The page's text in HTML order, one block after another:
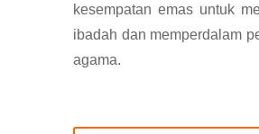
kesempatan emas untuk
ibadah dan memperdalam
agama.